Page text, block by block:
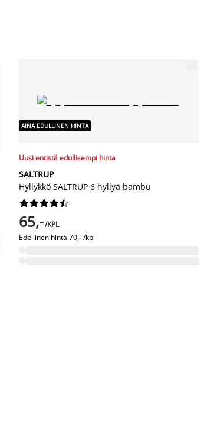
AINA EDULLINEN HINTA
Uusi entistä edullisempi hinta
SALTRUP
Hyllykkö SALTRUP 6 hyllyä bambu






65,-/KPL
Edellinen hinta 70,- /kpl